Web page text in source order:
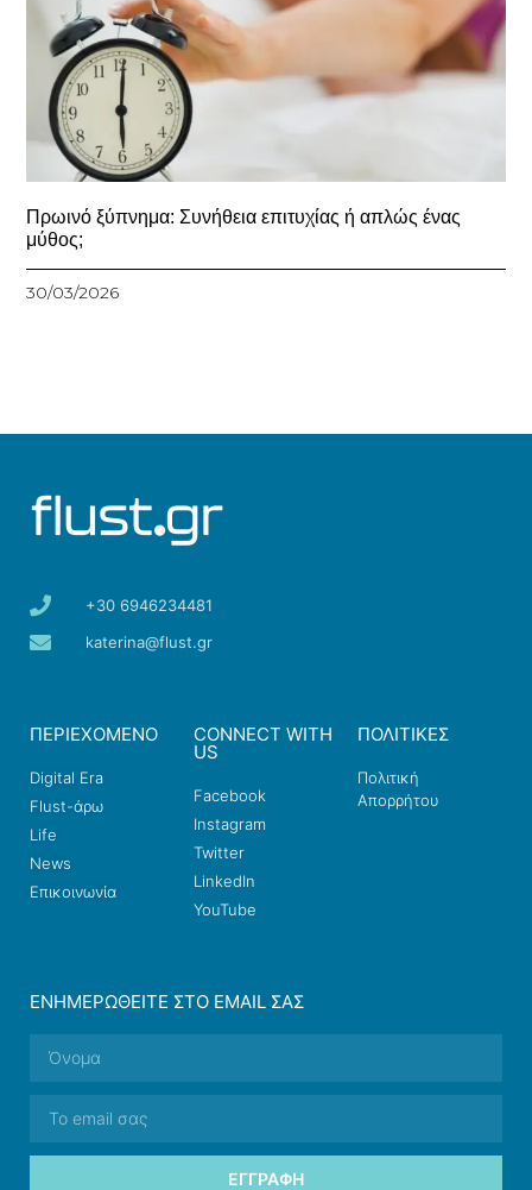
Πρωινό ξύπνημα: Συνήθεια επιτυχίας ή απλώς ένας
μύθος;
30/03/2026
+30 6946234481
katerina@flust.gr
ΠΕΡΙΕΧΟΜΕΝΟ
Digital Era
Flust-άρω
Life
News
Επικοινωνία
CONNECT WITH
US
Facebook
Instagram
Twitter
LinkedIn
YouTube
ΠΟΛΙΤΙΚΕΣ
Πολιτική
Απορρήτου
ΕΝΗΜΕΡΩΘΕΊΤΕ ΣΤΟ EMAIL ΣΑΣ
ΕΓΓΡΑΦΉ